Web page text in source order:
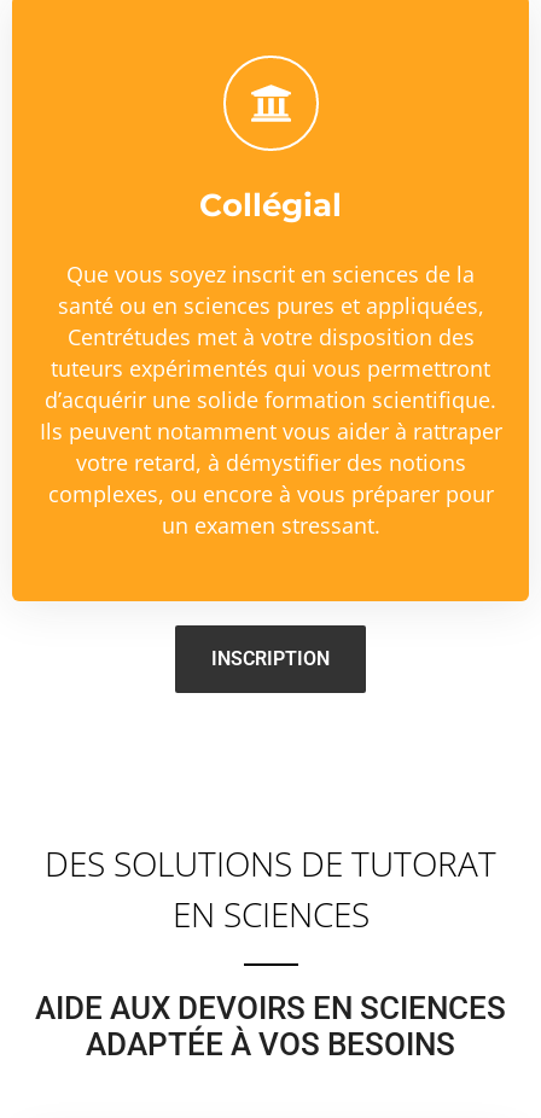
Collégial
Que vous soyez inscrit en sciences de la
santé ou en sciences pures et appliquées,
Centrétudes met à votre disposition des
tuteurs expérimentés qui vous permettront
d’acquérir une solide formation scientifique.
Ils peuvent notamment vous aider à rattraper
votre retard, à démystifier des notions
complexes, ou encore à vous préparer pour
un examen stressant.
INSCRIPTION
DES SOLUTIONS DE TUTORAT
EN SCIENCES
AIDE AUX DEVOIRS EN SCIENCES
ADAPTÉE À VOS BESOINS